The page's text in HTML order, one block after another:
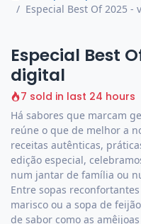
Especial Best Of 2025 -
Especial Best
digital
7 sold in last 24 hours
Há sabores que marcam
reúne o que de melhor a
receitas autênticas,
edição especial,
num jantar de família ou
Entre sopas
marisco ou a sopa de
de sabor como as